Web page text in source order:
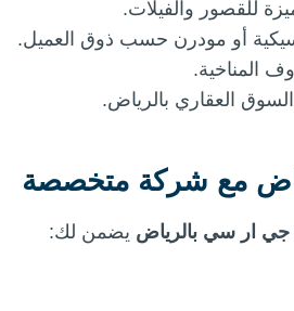
للقصور والفيلات.
أو مودرن حسب ذوق العميل.
المناخية.
العقاري بالرياض.
مع شركة متخصصة
جي ار سي بالرياض يضمن لك: